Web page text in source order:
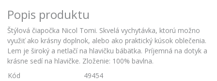
Popis produktu
Štýlová čiapočka Nicol Tomi. Skvelá vychytávka, ktorú možno
využiť ako krásny doplnok, alebo ako praktický kúsok oblečenia.
Lem je široký a netlačí na hlavičku bábätka. Príjemná na dotyk a
krásne sedí na hlavičke. Zloženie: 100% bavlna.
Kód
49454